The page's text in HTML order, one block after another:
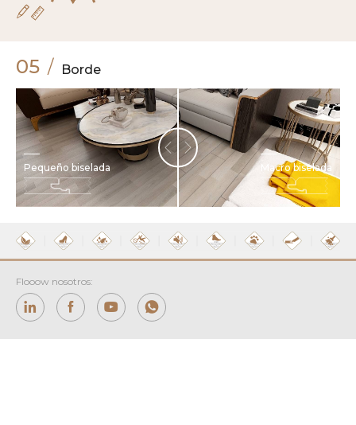
05 / Borde
Macro biselada
Pequeño biselada
Flooow nosotros: